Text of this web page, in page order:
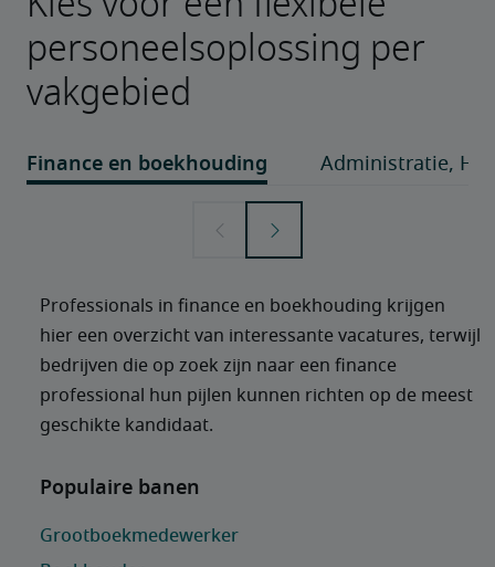
personeelsoplossing per
vakgebied
Professionals in finance en boekhouding krijgen
hier een overzicht van interessante vacatures, terwijl
bedrijven die op zoek zijn naar een finance
professional hun pijlen kunnen richten op de meest
geschikte kandidaat.